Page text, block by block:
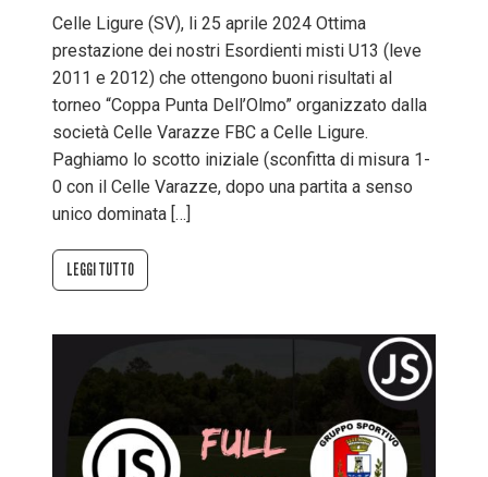
Celle Ligure (SV), li 25 aprile 2024 Ottima
prestazione dei nostri Esordienti misti U13 (leve
2011 e 2012) che ottengono buoni risultati al
torneo “Coppa Punta Dell’Olmo” organizzato dalla
società Celle Varazze FBC a Celle Ligure.
Paghiamo lo scotto iniziale (sconfitta di misura 1-
0 con il Celle Varazze, dopo una partita a senso
unico dominata […]
LEGGI TUTTO